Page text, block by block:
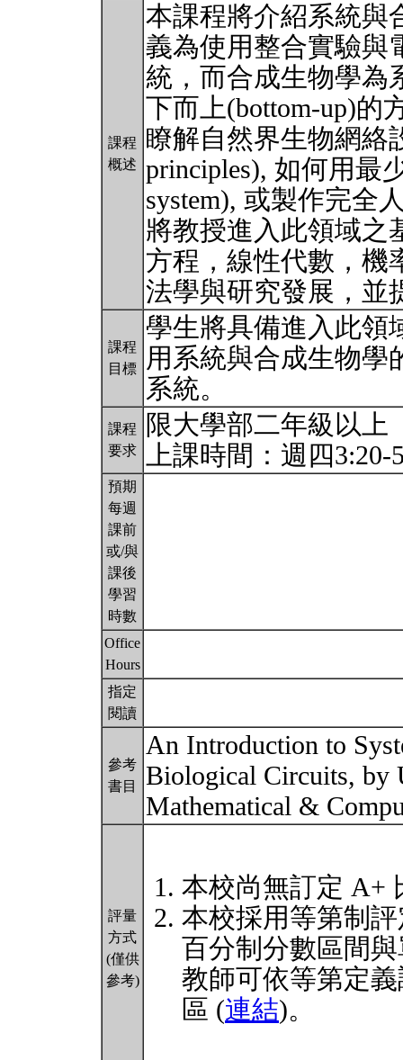
課程
概述
本課程將介紹系統與
義為使用整合實驗與
統，而合成生物學為
下而上(bottom-up)的
瞭解自然界生物網絡
principles), 如何用最
system), 或製作完全
將教授進入此領域之
方程，線性代數，機
法學與研究發展，
課程
目標
學生將具備進入此領
用系統與合成生物學
系統。
課程
要求
限大學部二年級以上
上課時間：週四3:20-
預期
每週
課前
或/與
課後
學習
時數
Office
Hours
指定
閱讀
參考
書目
An Introduction to
Biological Circuits, by
Mathematical &
評量
方式
(僅供
參考)
本校尚無訂定 A+
本校採用等第制
百分制分數區間
教師可依等第定
區 (連結)。